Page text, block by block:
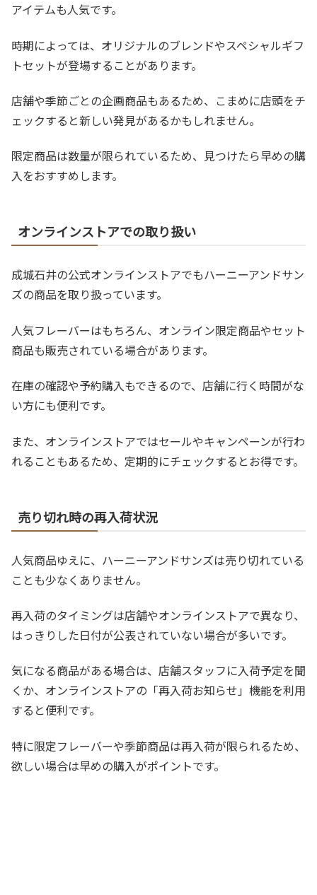
アイテムも人気です。
時期によっては、オリジナルのブレンドやスペシャルギフ
トセットが登場することがあります。
店舗や季節ごとの企画商品もあるため、こまめに店頭をチ
ェックすると新しい発見があるかもしれません。
限定商品は数量が限られているため、見つけたら早めの購
入をおすすめします。
オンラインストアでの取り扱い
成城石井の公式オンラインストアでもハーニーアンドサン
ズの商品を取り扱っています。
人気フレーバーはもちろん、オンライン限定商品やセット
商品も販売されている場合があります。
在庫の確認や予約購入もできるので、店舗に行く時間がな
い方にも便利です。
また、オンラインストアではセールやキャンペーンが行わ
れることもあるため、定期的にチェックするとお得です。
売り切れ時の再入荷状況
人気商品ゆえに、ハーニーアンドサンズは売り切れている
ことも少なくありません。
再入荷のタイミングは店舗やオンラインストアで異なり、
はっきりした日付が公表されていない場合が多いです。
気になる商品がある場合は、店舗スタッフに入荷予定を聞
くか、オンラインストアの「再入荷お知らせ」機能を利用
すると便利です。
特に限定フレーバーや季節商品は再入荷が限られるため、
欲しい場合は早めの購入がポイントです。